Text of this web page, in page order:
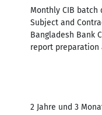
Monthly CIB
Subject and
Bangladesh Bank
report preparation
2 Jahre und 3